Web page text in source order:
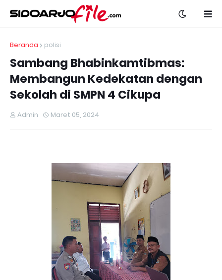
Beranda polisi
Sambang Bhabinkamtibmas:
Membangun Kedekatan dengan
Sekolah di SMPN 4 Cikupa
Admin Maret 05, 2024